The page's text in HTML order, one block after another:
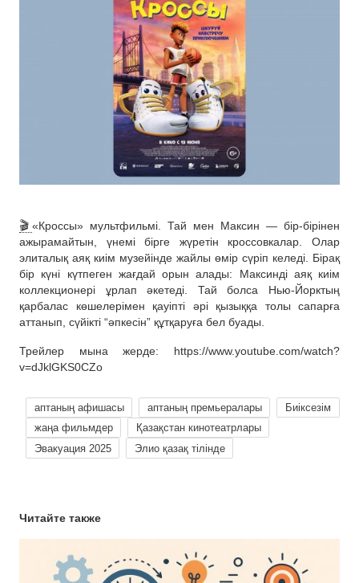
🎬 «Кроссы» мультфильмі. Тай мен Максин — бір-бірінен
ажырамайтын, үнемі бірге жүретін кроссовкалар. Олар
элиталық аяқ киім музейінде жайлы өмір сүріп келеді. Бірақ
бір күні күтпеген жағдай орын алады: Максинді аяқ киім
коллекционері ұрлап әкетеді. Тай болса Нью-Йорктың
қарбалас көшелерімен қауіпті әрі қызыққа толы сапарға
аттанып, сүйікті “әпкесін” құтқаруға бел буады.
Трейлер мына жерде: https://www.youtube.com/watch?
v=dJklGKS0CZo
аптаның афишасы аптаның премьералары
Биіксезім
жаңа фильмдер
Қазақстан кинотеатрлары
Эвакуация 2025
Элио қазақ тілінде
Читайте также